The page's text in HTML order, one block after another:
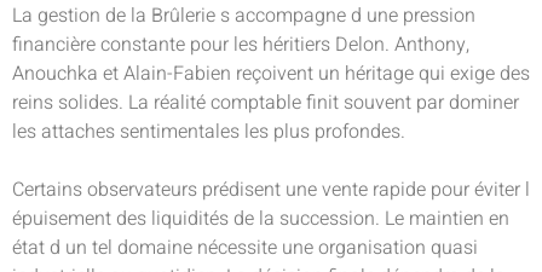
La gestion de la Brûlerie s accompagne d une pression
financière constante pour les héritiers Delon. Anthony,
Anouchka et Alain-Fabien reçoivent un héritage qui exige des
reins solides. La réalité comptable finit souvent par dominer
les attaches sentimentales les plus profondes.
Certains observateurs prédisent une vente rapide pour éviter l
épuisement des liquidités de la succession. Le maintien en
état d un tel domaine nécessite une organisation quasi